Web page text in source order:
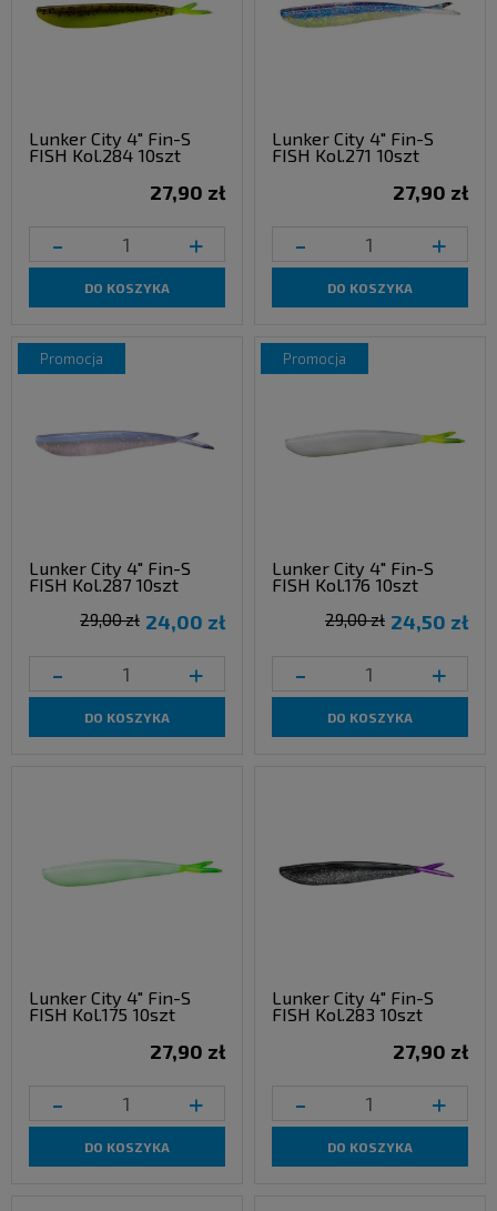
Lunker City 4" Fin-S
FISH Kol.284 10szt
27,90 zł
- +
DO KOSZYKA
Lunker City 4" Fin-S
FISH Kol.271 10szt
27,90 zł
- +
DO KOSZYKA
Lunker City 4" Fin-S
FISH Kol.287 10szt
24,00 zł
29,00 zł
- +
DO KOSZYKA
promocja
Lunker City 4" Fin-S
FISH Kol.176 10szt
24,50 zł
29,00 zł
- +
DO KOSZYKA
promocja
Lunker City 4" Fin-S
FISH Kol.175 10szt
27,90 zł
- +
DO KOSZYKA
Lunker City 4" Fin-S
FISH Kol.283 10szt
27,90 zł
- +
DO KOSZYKA